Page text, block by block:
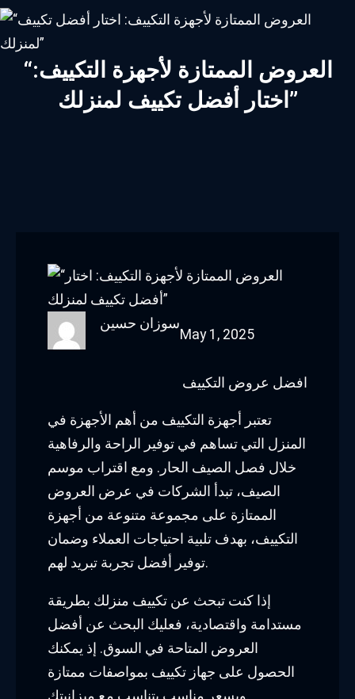
“العروض الممتازة لأجهزة التكييف:
اختار أفضل تكييف لمنزلك”
سوزان حسين
May 1, 2025
افضل عروض التكييف
تعتبر أجهزة التكييف من أهم الأجهزة في
المنزل التي تساهم في توفير الراحة والرفاهية
خلال فصل الصيف الحار. ومع اقتراب موسم
الصيف، تبدأ الشركات في عرض العروض
الممتازة على مجموعة متنوعة من أجهزة
التكييف، بهدف تلبية احتياجات العملاء وضمان
توفير أفضل تجربة تبريد لهم.
إذا كنت تبحث عن تكييف منزلك بطريقة
مستدامة واقتصادية، فعليك البحث عن أفضل
العروض المتاحة في السوق. إذ يمكنك
الحصول على جهاز تكييف بمواصفات ممتازة
وبسعر مناسب يتناسب مع ميزانيتك.